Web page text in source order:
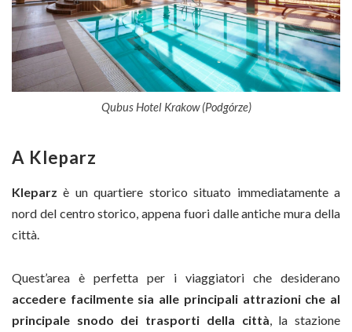
Qubus Hotel Krakow (Podgórze)
A Kleparz
Kleparz è un quartiere storico situato immediatamente a
nord del centro storico, appena fuori dalle antiche mura della
città.
Quest’area è perfetta per i viaggiatori che desiderano
accedere facilmente sia alle principali attrazioni che al
principale snodo dei trasporti della città , la stazione